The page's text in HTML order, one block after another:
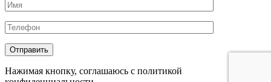
Нажимая кнопку, соглашаюсь с политикой